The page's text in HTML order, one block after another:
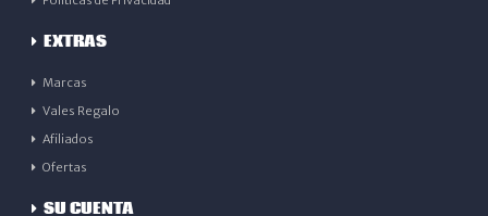
EXTRAS
Marcas
Vales Regalo
Afiliados
Ofertas
SU CUENTA